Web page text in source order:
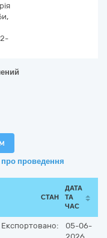
проведення
СТАН
ДАТА
ТА
ЧАС
Експортовано:
05-06-